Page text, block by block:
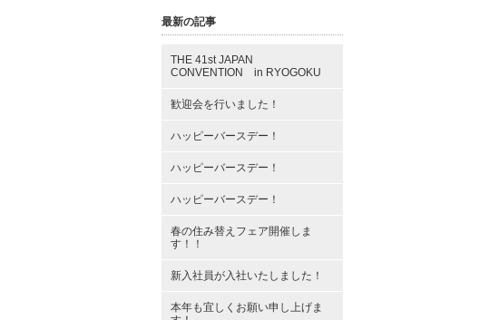
最新の記事
THE 41st JAPAN
CONVENTION in RYOGOKU
歓迎会を行いました！
ハッピーバースデー！
ハッピーバースデー！
ハッピーバースデー！
春の住み替えフェア開催しま
す！！
新入社員が入社いたしました！
本年も宜しくお願い申し上げま